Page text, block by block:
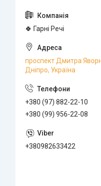
🍀 Гарні Речі
проспект Дмитра
Дніпро, Україна
+380 (97) 882-22-10
+380 (99) 956-22-08
+380982633422